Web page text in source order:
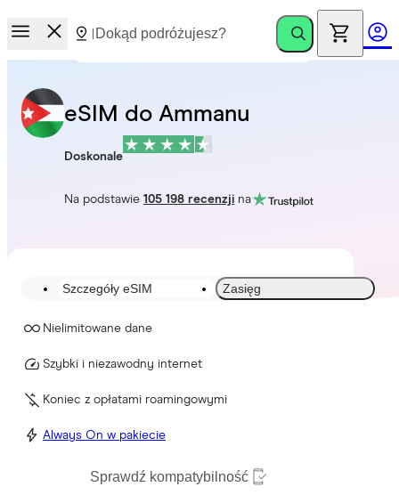
eSIM do Ammanu
Doskonale
Na podstawie105 198 recenzji na
Szczegóły eSIM Zasięg
Nielimitowane dane
Szybki i niezawodny internet
Koniec z opłatami roamingowymi
Always On w pakiecie
Sprawdź kompatybilność